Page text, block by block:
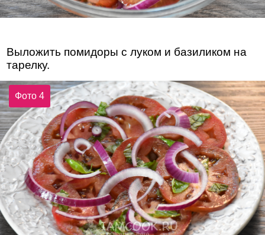
Выложить помидоры с луком и базиликом на
тарелку.
Фото 4